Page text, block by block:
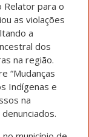
Relator para o
as violações
a
dos
na região.
“Mudanças
Indígenas e
na